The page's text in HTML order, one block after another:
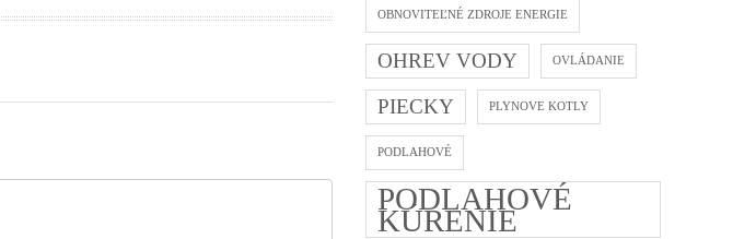
OBNOVITEĽNÉ ZDROJE ENERGIE
OHREV VODY OVLÁDANIE
PIECKY PLYNOVE KOTLY
PODLAHOVÉ
PODLAHOVÉ
KÚRENIE